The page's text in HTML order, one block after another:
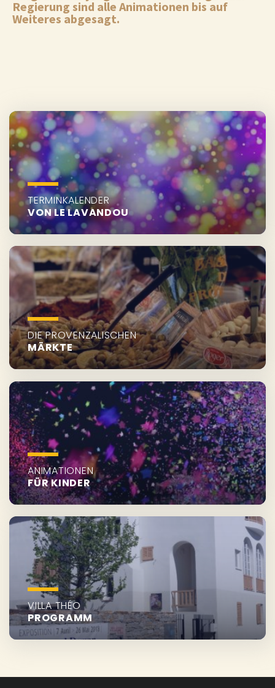
Regierung sind alle Animationen bis auf
Weiteres abgesagt.
TERMINKALENDER
VON LE LAVANDOU
DIE PROVENZALISCHEN
MÄRKTE
ANIMATIONEN
FÜR KINDER
VILLA THÉO
PROGRAMM